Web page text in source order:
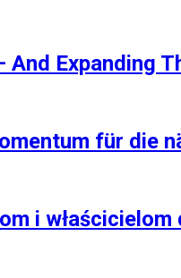
Expanding
für die
i właścicielom